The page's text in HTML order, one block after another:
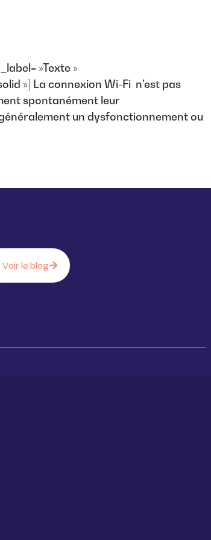
»Texte »
»] La connexion Wi-Fi n’est pas
spontanément leur
un dysfonctionnement ou
Voir le blog